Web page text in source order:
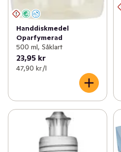
Handdiskmedel
Oparfymerad
500 ml, Såklart
23,95 kr
47,90 kr /l